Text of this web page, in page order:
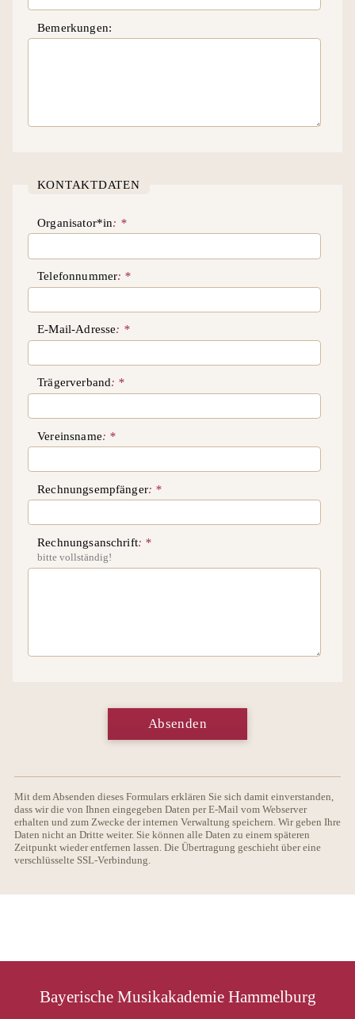
Bemerkungen
KONTAKTDATEN
Organisator*in
Telefonnummer
E-Mail-Adresse
Trägerverband
Vereinsname
Rechnungsempfänger
Rechnungsanschrift
bitte vollständig!
Absenden
Mit dem Absenden dieses Formulars erklären Sie sich damit einverstanden,
dass wir die von Ihnen eingegeben Daten per E-Mail vom Webserver
erhalten und zum Zwecke der internen Verwaltung speichern. Wir geben Ihre
Daten nicht an Dritte weiter. Sie können alle Daten zu einem späteren
Zeitpunkt wieder entfernen lassen. Die Übertragung geschieht über eine
verschlüsselte SSL-Verbindung.
Bayerische Musikakademie Hammelburg